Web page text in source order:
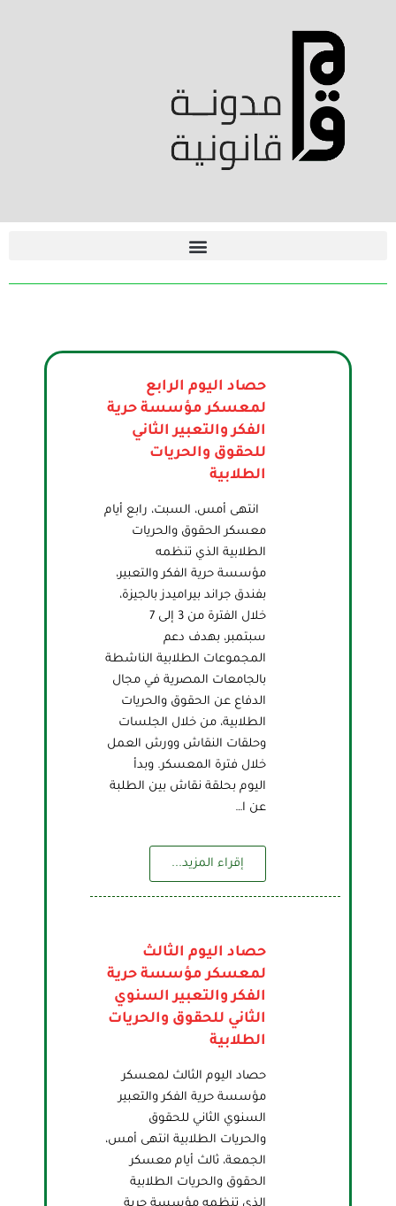
حصاد اليوم الرابع
لمعسكر مؤسسة حرية
الفكر والتعبير الثاني
للحقوق والحريات
الطلابية
انتهى أمس، السبت، رابع أيام
معسكر الحقوق والحريات
الطلابية الذي تنظمه
مؤسسة حرية الفكر والتعبير،
بفندق جراند بيراميدز بالجيزة،
خلال الفترة من 3 إلى 7
سبتمبر، بهدف دعم
المجموعات الطلابية الناشطة
بالجامعات المصرية في مجال
الدفاع عن الحقوق والحريات
الطلابية، من خلال الجلسات
وحلقات النقاش وورش العمل
خلال فترة المعسكر. وبدأ
اليوم بحلقة نقاش بين الطلبة
عن ا…
إقراء المزيد...
حصاد اليوم الثالث
لمعسكر مؤسسة حرية
الفكر والتعبير السنوي
الثاني للحقوق والحريات
الطلابية
حصاد اليوم الثالث لمعسكر
مؤسسة حرية الفكر والتعبير
السنوي الثاني للحقوق
والحريات الطلابية انتهى أمس،
الجمعة، ثالث أيام معسكر
الحقوق والحريات الطلابية